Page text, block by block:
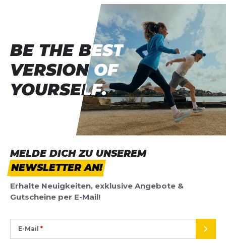
MELDE DICH ZU UNSEREM
NEWSLETTER AN!
Erhalte Neuigkeiten, exklusive Angebote &
Gutscheine per E-Mail!
E-Mail
BE THE BEST
VERSION OF
YOURSELF.
BE THE BEST
VERSION OF
YOURSELF.